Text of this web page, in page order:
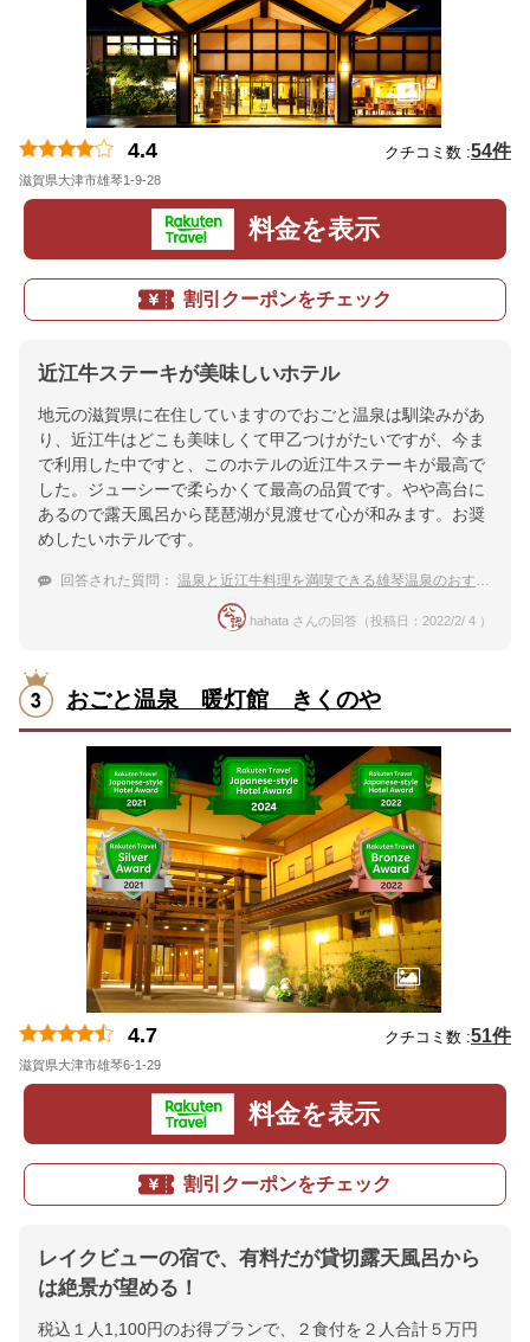
4.4 クチコミ数 :54件
滋賀県大津市雄琴1-9-28
料金を表示
割引クーポンをチェック
近江牛ステーキが美味しいホテル
地元の滋賀県に在住していますのでおごと温泉は馴染みがあ
り、近江牛はどこも美味しくて甲乙つけがたいですが、今ま
で利用した中ですと、このホテルの近江牛ステーキが最高で
した。ジューシーで柔らかくて最高の品質です。やや高台に
あるので露天風呂から琵琶湖が見渡せて心が和みます。お奨
めしたいホテルです。
回答された質問： 温泉と近江牛料理を満喫できる雄琴温泉のおすすめ宿
hahata さんの回答（投稿日：2022/2/ 4 ）
おごと温泉 暖灯館 きくのや
4.7 クチコミ数 :51件
滋賀県大津市雄琴6-1-29
料金を表示
割引クーポンをチェック
レイクビューの宿で、有料だが貸切露天風呂から
は絶景が望める！
税込１人1,100円のお得プランで、２食付を２人合計５万円